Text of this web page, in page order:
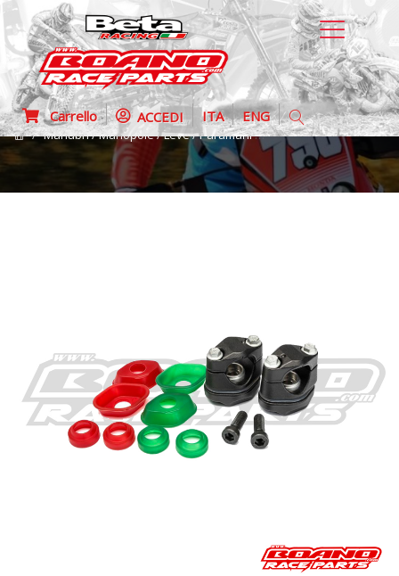
Carrello ACCEDI ITA ENG
Manubri / Manopole / Leve / Paramani